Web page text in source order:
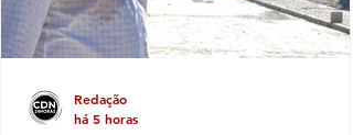
Redação
há 5 horas